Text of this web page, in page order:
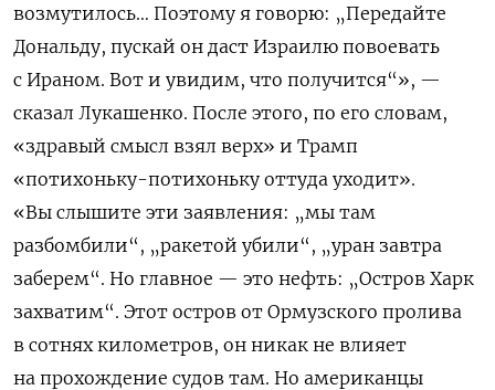
возмутилось… Поэтому я говорю: „Передайте
Дональду, пускай он даст Израилю повоевать
с Ираном. Вот и увидим, что получится“», —
сказал Лукашенко. После этого, по его словам,
«здравый смысл взял верх» и Трамп
«потихоньку-потихоньку оттуда уходит».
«Вы слышите эти заявления: „мы там
разбомбили“, „ракетой убили“, „уран завтра
заберем“. Но главное — это нефть: „Остров Харк
захватим“. Этот остров от Ормузского пролива
в сотнях километров, он никак не влияет
на прохождение судов там. Но американцы